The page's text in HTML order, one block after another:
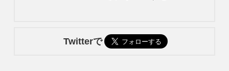
Twitterで